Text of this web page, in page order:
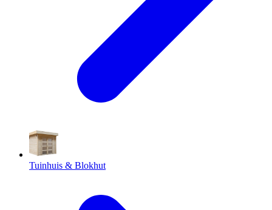
Tuinhuis & Blokhut